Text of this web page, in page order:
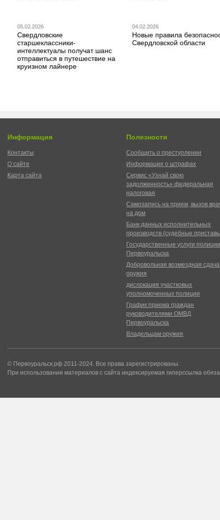
05.02.2026
Свердловские
старшеклассники-
интеллектуалы получат шанс
отправиться в путешествие на
круизном лайнере
04.02.2026
Новые правила
Свердловской области
Информация
Контакты
О сайте
Карта сайта
Полезности
Сообщить о преступлении
Информация о штрафах
Сервис «Узнай свою
задолженность» федеральная
налоговая
Самозапись на прием, вызов
на дом
Банк данных исполнительных
производств (судебные
Государственные услуги
Первоуральска
Добровольная возмездная сдача
оружия
дислокация участковых
уполномоченных полиции
График приема граждан
руководителями ОМВД
Первоуральска
Владельцам оружия
© Первоуральск.рф 2011-2024. Все права зарегистрированы.
При использовании материалов с сайта индексируемая гиперссылка